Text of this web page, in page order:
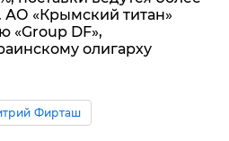
АО «Крымский титан»
«Group DF»,
олигарху
Фирташ